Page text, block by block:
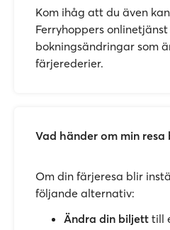
Kom ihåg att du även
Ferryhoppers
bokningsändringar som
färjerederier.
Vad händer om min resa
Om din färjeresa blir
följande alternativ:
Ändra din biljett till